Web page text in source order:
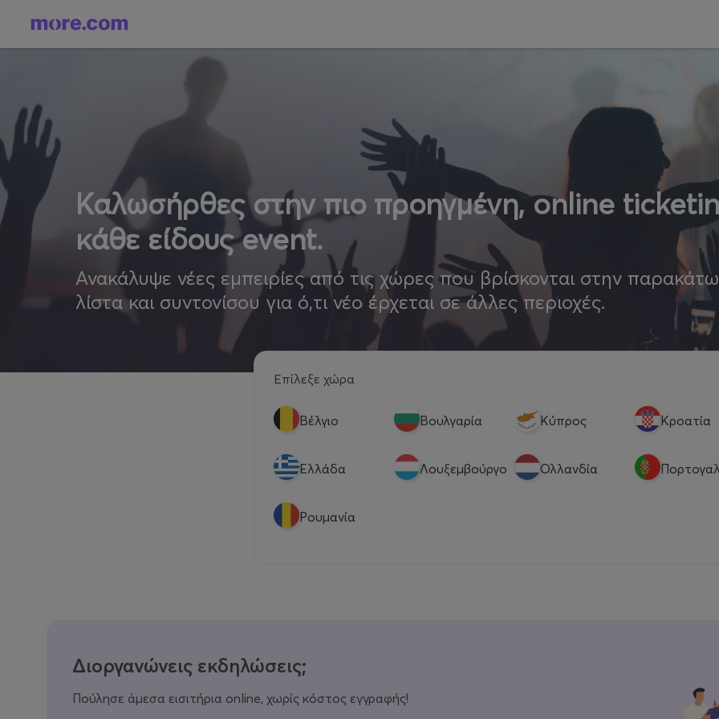
Καλωσήρθες στην πιο προηγμένη, online
κάθε είδους event.
Ανακάλυψε νέες εμπειρίες από τις χώρες που βρίσκονται στην παρακάτω
λίστα και συντονίσου για ό,τι νέο έρχεται σε άλλες περιοχές.
Επίλεξε χώρα
Βέλγιο Βουλγαρία Κύπρος Κροατία
Eλλάδα Λουξεμβούργο Ολλανδία
Ρουμανία
Διοργανώνεις εκδηλώσεις;
Πούλησε άμεσα εισιτήρια online, χωρίς κόστος εγγραφής!